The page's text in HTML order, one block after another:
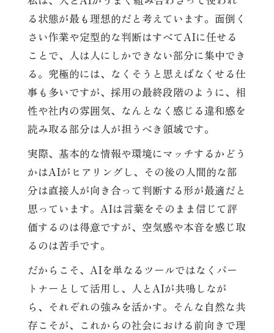
る状態が最も理想的だと考えています。面倒く
さい作業や定型的な判断はすべてAIに任せる
ことで、人は人にしかできない部分に集中でき
る。究極的には、なくそうと思えばなくせる仕
事も多いですが、採用の最終段階のように、相
性や社内の雰囲気、なんとなく感じる違和感を
読み取る部分は人が担うべき領域です。
実際、基本的な情報や環境にマッチするかどう
かはAIがヒアリングし、その後の人間的な部
分は直接人が向き合って判断する形が最適だと
思っています。AIは言葉をそのまま信じて評
価するのは得意ですが、空気感や本音を感じ取
るのは苦手です。
だからこそ、AIを単なるツールではなくパー
トナーとして活用し、人とAIが共鳴しなが
ら、それぞれの強みを活かす。そんな自然な共
存こそが、これからの社会における前向きで理